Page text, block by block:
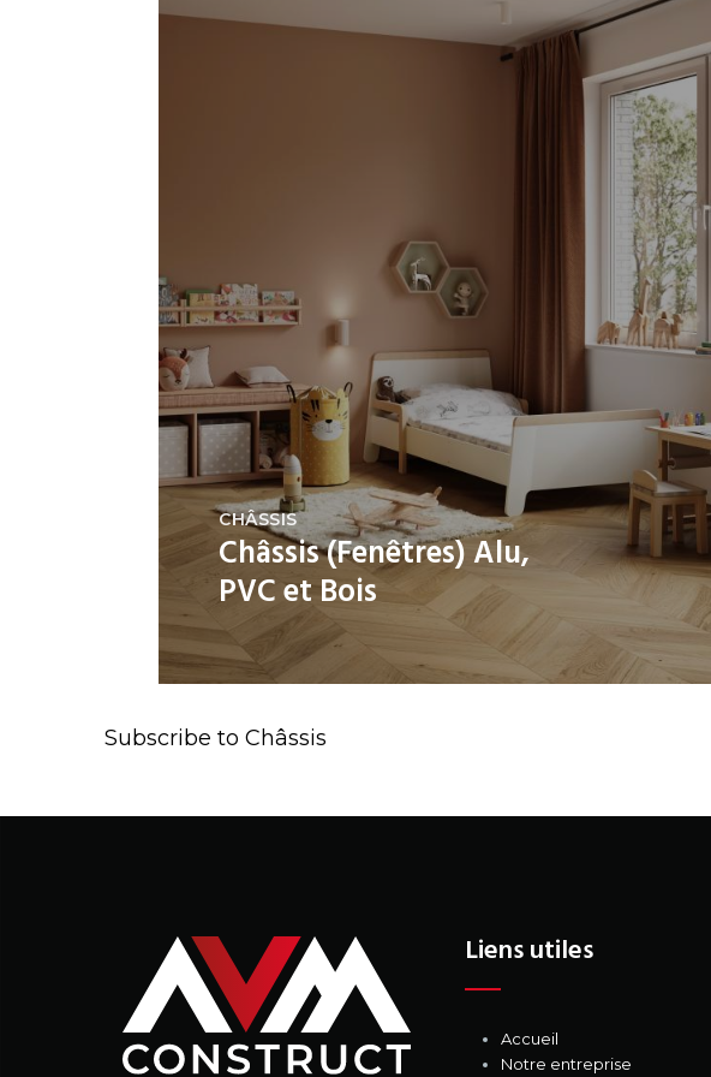
CHÂSSIS
Châssis (Fenêtres) Alu,
PVC et Bois
Profilés Schüco à votre service
Subscribe to Châssis
Liens utiles
Accueil
Notre entreprise